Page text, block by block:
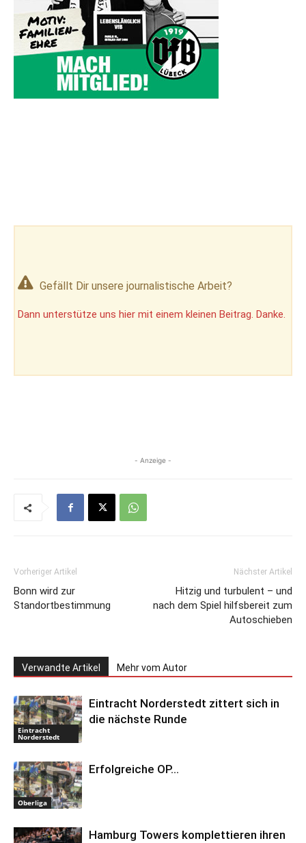
Gefällt Dir unsere journalistische Arbeit?
Dann unterstütze uns hier mit einem kleinen Beitrag. Danke.
- Anzeige -
Vorheriger Artikel
Bonn wird zur
Standortbestimmung
Nächster Artikel
Hitzig und turbulent – und
nach dem Spiel hilfsbereit zum
Autoschieben
Verwandte Artikel Mehr vom Autor
Eintracht
Norderstedt
Eintracht Norderstedt zittert sich in
die nächste Runde
Oberliga
Erfolgreiche OP…
Hamburg Towers komplettieren ihren